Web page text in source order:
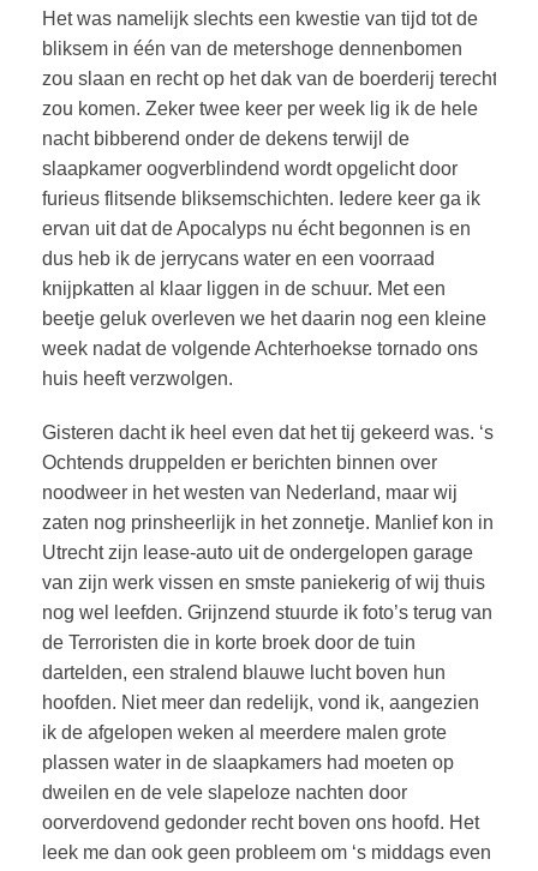
Het was namelijk slechts een kwestie van tijd tot de
bliksem in één van de metershoge dennenbomen
zou slaan en recht op het dak van de boerderij terecht
zou komen. Zeker twee keer per week lig ik de hele
nacht bibberend onder de dekens terwijl de
slaapkamer oogverblindend wordt opgelicht door
furieus flitsende bliksemschichten. Iedere keer ga ik
ervan uit dat de Apocalyps nu écht begonnen is en
dus heb ik de jerrycans water en een voorraad
knijpkatten al klaar liggen in de schuur. Met een
beetje geluk overleven we het daarin nog een kleine
week nadat de volgende Achterhoekse tornado ons
huis heeft verzwolgen.
Gisteren dacht ik heel even dat het tij gekeerd was. ‘s
Ochtends druppelden er berichten binnen over
noodweer in het westen van Nederland, maar wij
zaten nog prinsheerlijk in het zonnetje. Manlief kon in
Utrecht zijn lease-auto uit de ondergelopen garage
van zijn werk vissen en smste paniekerig of wij thuis
nog wel leefden. Grijnzend stuurde ik foto’s terug van
de Terroristen die in korte broek door de tuin
dartelden, een stralend blauwe lucht boven hun
hoofden. Niet meer dan redelijk, vond ik, aangezien
ik de afgelopen weken al meerdere malen grote
plassen water in de slaapkamers had moeten op
dweilen en de vele slapeloze nachten door
oorverdovend gedonder recht boven ons hoofd. Het
leek me dan ook geen probleem om ‘s middags even